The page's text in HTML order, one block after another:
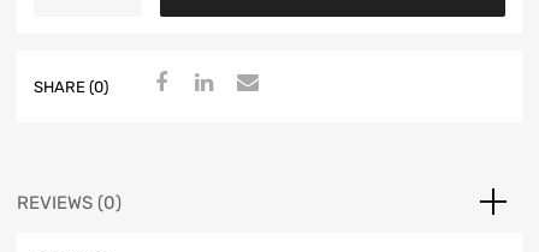
SHARE (0)
REVIEWS (0)